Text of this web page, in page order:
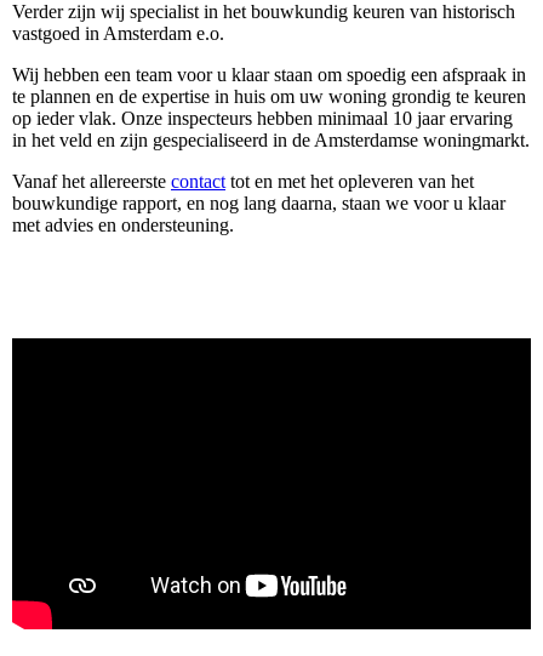
Verder zijn wij specialist in het bouwkundig keuren van historisch
vastgoed in Amsterdam e.o.
Wij hebben een team voor u klaar staan om spoedig een afspraak in
te plannen en de expertise in huis om uw woning grondig te keuren
op ieder vlak. Onze inspecteurs hebben minimaal 10 jaar ervaring
in het veld en zijn gespecialiseerd in de Amsterdamse woningmarkt.
Vanaf het allereerste contact tot en met het opleveren van het
bouwkundige rapport, en nog lang daarna, staan we voor u klaar
met advies en ondersteuning.